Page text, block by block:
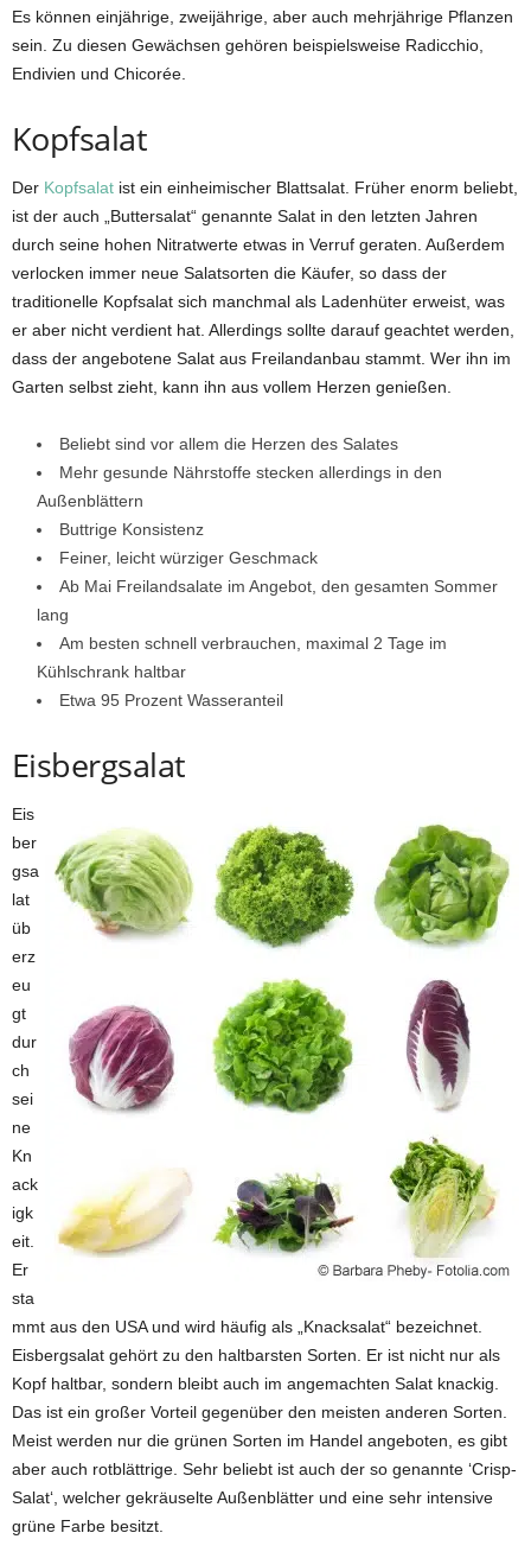
Es können einjährige, zweijährige, aber auch mehrjährige Pflanzen
sein. Zu diesen Gewächsen gehören beispielsweise Radicchio,
Endivien und Chicorée.
Kopfsalat
Der Kopfsalat ist ein einheimischer Blattsalat. Früher enorm beliebt,
ist der auch „Buttersalat“ genannte Salat in den letzten Jahren
durch seine hohen Nitratwerte etwas in Verruf geraten. Außerdem
verlocken immer neue Salatsorten die Käufer, so dass der
traditionelle Kopfsalat sich manchmal als Ladenhüter erweist, was
er aber nicht verdient hat. Allerdings sollte darauf geachtet werden,
dass der angebotene Salat aus Freilandanbau stammt. Wer ihn im
Garten selbst zieht, kann ihn aus vollem Herzen genießen.
Beliebt sind vor allem die Herzen des Salates
Mehr gesunde Nährstoffe stecken allerdings in den
Außenblättern
Buttrige Konsistenz
Feiner, leicht würziger Geschmack
Ab Mai Freilandsalate im Angebot, den gesamten Sommer
lang
Am besten schnell verbrauchen, maximal 2 Tage im
Kühlschrank haltbar
Etwa 95 Prozent Wasseranteil
Eisbergsalat
Eis
ber
gsa
lat
üb
erz
eu
gt
dur
ch
sei
ne
Kn
ack
igk
eit.
Er
sta
mmt aus den USA und wird häufig als „Knacksalat“ bezeichnet.
Eisbergsalat gehört zu den haltbarsten Sorten. Er ist nicht nur als
Kopf haltbar, sondern bleibt auch im angemachten Salat knackig.
Das ist ein großer Vorteil gegenüber den meisten anderen Sorten.
Meist werden nur die grünen Sorten im Handel angeboten, es gibt
aber auch rotblättrige. Sehr beliebt ist auch der so genannte ‘Crisp-
Salat‘, welcher gekräuselte Außenblätter und eine sehr intensive
grüne Farbe besitzt.